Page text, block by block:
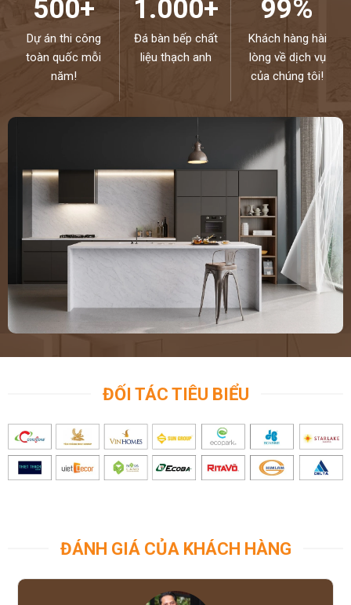
500+
Dự án thi công
toàn quốc mỗi
năm!
1.000+
Đá bàn bếp chất
liệu thạch anh
99%
Khách hàng hài
lòng về dịch vụ
của chúng tôi!
ĐỐI TÁC TIÊU BIỂU
ĐÁNH GIÁ CỦA KHÁCH HÀNG